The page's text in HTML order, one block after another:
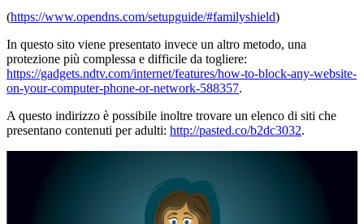
(https://www.opendns.com/setupguide/#familyshield)
In questo sito viene presentato invece un altro metodo, una
protezione più complessa e difficile da togliere:
https://gadgets.ndtv.com/internet/features/how-to-block-any-website-
on-your-computer-phone-or-network-588357.
A questo indirizzo è possibile inoltre trovare un elenco di siti che
presentano contenuti per adulti: http://pasted.co/b2dc3032.